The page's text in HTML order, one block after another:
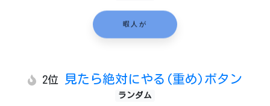
暇人が
2位 見たら絶対にやる(重め)ボタン
ランダム